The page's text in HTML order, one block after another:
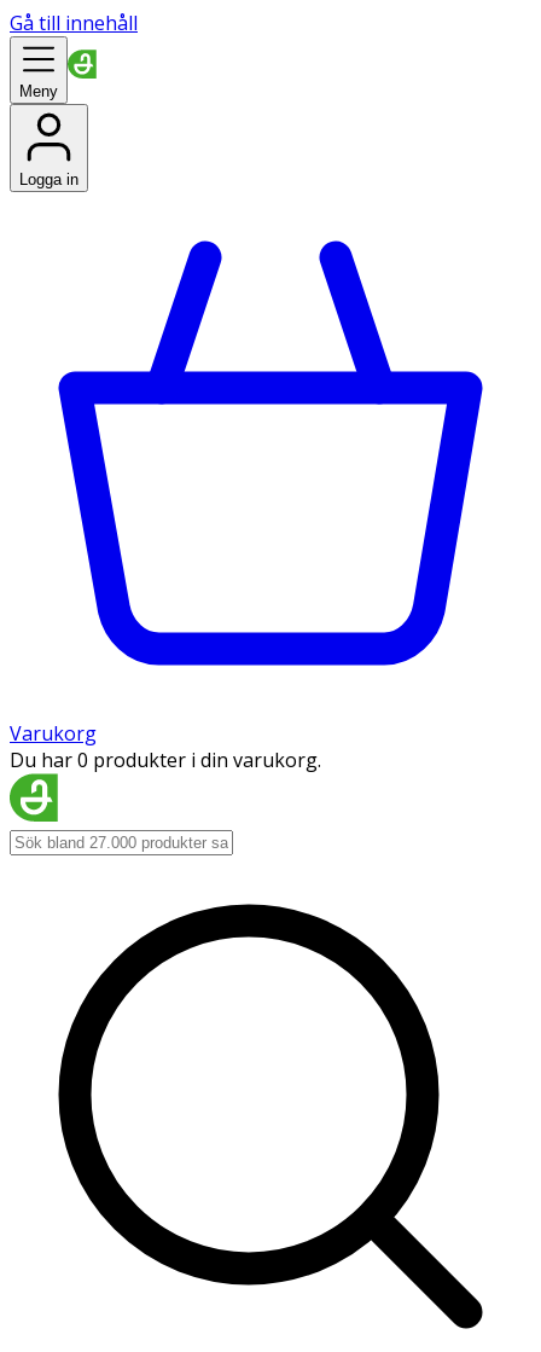
Gå till innehåll
Meny
Logga in
Varukorg
Du har 0 produkter i din varukorg.